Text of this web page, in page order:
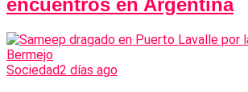
Sociedad2 días ago